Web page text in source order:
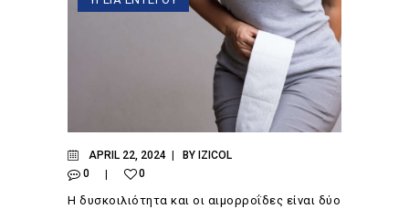
APRIL 22, 2024 BY IZICOL
0
0
Η δυσκοιλιότητα και οι αιμορροΐδες είναι δύο